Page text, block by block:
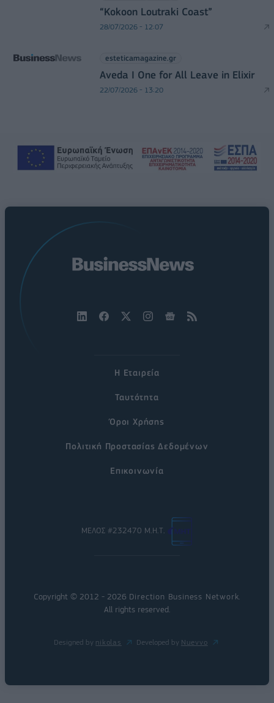
“Kokoon Loutraki Coast”
28/07/2026 - 12:07
esteticamagazine.gr
Aveda I One for All Leave in Elixir
22/07/2026 - 13:20
Η Εταιρεία
Ταυτότητα
Όροι Χρήσης
Πολιτική Προστασίας Δεδομένων
Επικοινωνία
ΜΕΛΟΣ #232470 Μ.Η.Τ.
Copyright © 2012 - 2026 Direction Business Network
All rights reserved.
Designed by nikolas Developed by Nuevvo